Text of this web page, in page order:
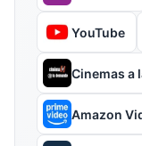
YouTube
Cinemas a
Amazon